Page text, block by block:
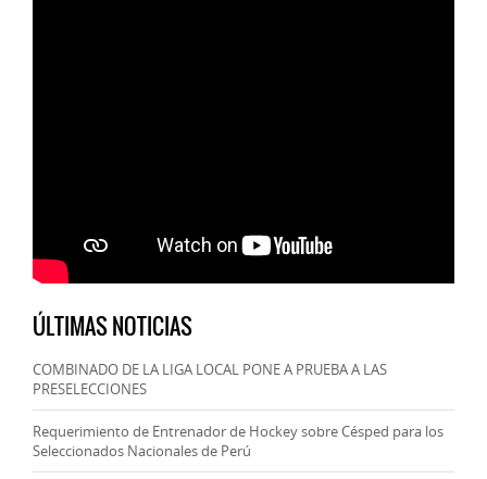
ÚLTIMAS NOTICIAS
COMBINADO DE LA LIGA LOCAL PONE A PRUEBA A LAS
PRESELECCIONES
Requerimiento de Entrenador de Hockey sobre Césped para los
Seleccionados Nacionales de Perú